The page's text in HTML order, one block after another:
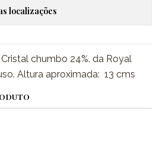
localizações
chumbo 24%. da Royal
Altura aproximada: 13 cms